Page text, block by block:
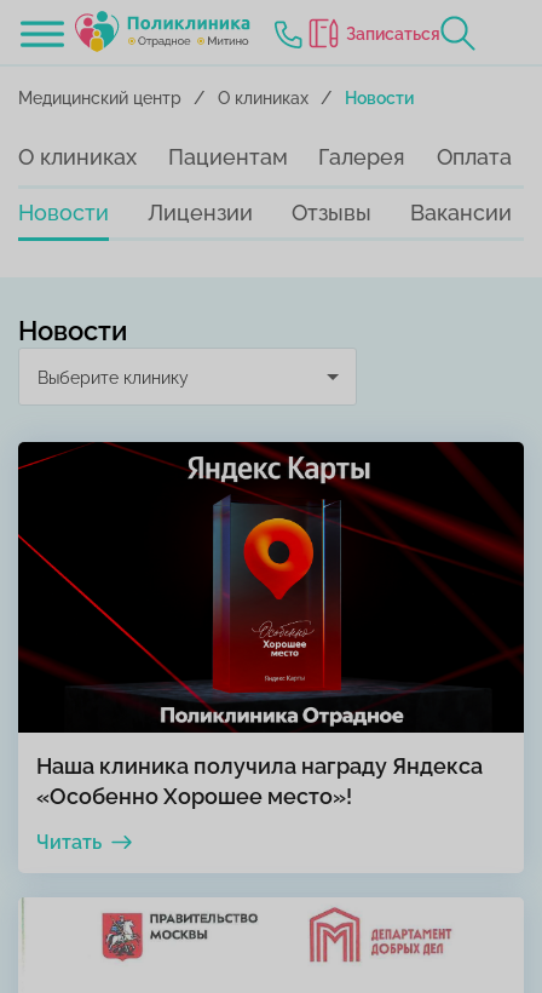
Записаться
Медицинский центр О клиниках Новости
О клиниках Пациентам Галерея Оплата
Новости Лицензии Отзывы Вакансии
Выберите клинику
Новости
Наша клиника получила награду Яндекса
«Особенно Хорошее место»!
Читать